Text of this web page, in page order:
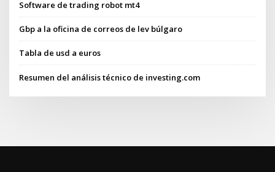
Software de trading robot mt4
Gbp a la oficina de correos de lev búlgaro
Tabla de usd a euros
Resumen del análisis técnico de investing.com